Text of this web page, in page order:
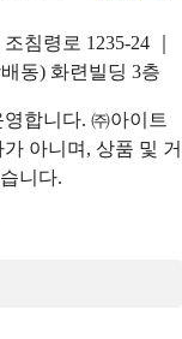
침령로 1235-24 ｜
동) 화련빌딩 3층
합니다. ㈜아이트
아니며, 상품 및 거
니다.